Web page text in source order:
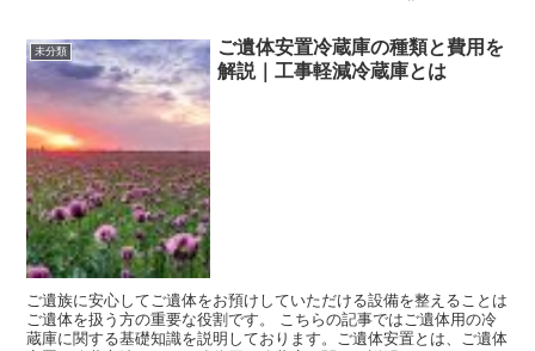
未分類
ご遺体安置冷蔵庫の種類と費用を
解説｜工事軽減冷蔵庫とは
ご遺族に安心してご遺体をお預けしていただける設備を整えることは
ご遺体を扱う方の重要な役割です。 こちらの記事ではご遺体用の冷
蔵庫に関する基礎知識を説明しております。ご遺体安置とは、ご遺体